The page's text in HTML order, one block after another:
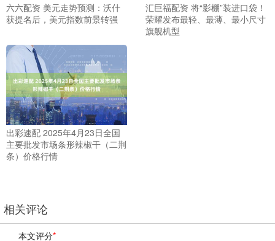
六六配资 美元走势预测：沃什
获提名后，美元指数前景转强
汇巨福配资 将“影棚”装进口袋！
荣耀发布最轻、最薄、最小尺寸
旗舰机型
出彩速配 2025年4月23日全国
主要批发市场条形辣椒干（二荆
条）价格行情
相关评论
本文评分*